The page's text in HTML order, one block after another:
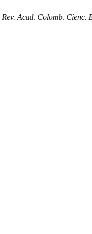
Rev. Acad. Colomb. Cienc.